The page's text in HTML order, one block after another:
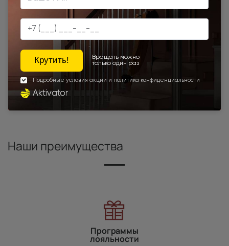
Стильные современные межкомнатные двери
700x1900 900x2000 1000x2100 700x2200
Двери межкомнатные 1000х2000 мм
1200x2000 Шампань
Высота 190 Высота 195 Высота 205
Межкомнатные двери экошпон
Межкомнатные двери высотой 2000 мм
Для спальни
Наши преимущества
Программы
лояльности